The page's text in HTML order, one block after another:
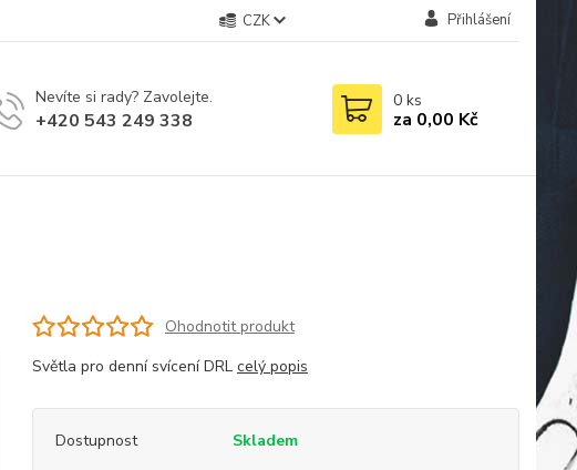
CZK Přihlášení
Nevíte si rady? Zavolejte.
+420 543 249 338
0 ks
za 0,00 Kč
Ohodnotit produkt
Světla pro denní svícení DRL celý popis
Dostupnost Skladem